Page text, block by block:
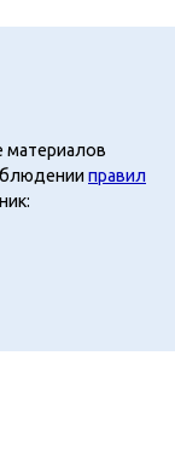
материалов
правил